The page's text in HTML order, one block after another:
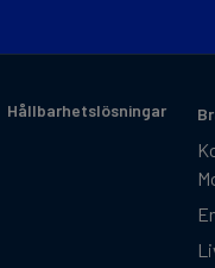
Hållbarhetslösningar